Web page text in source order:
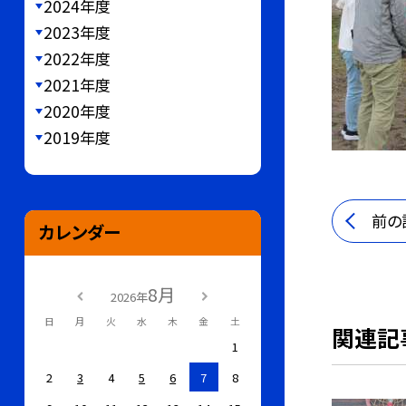
前
関連
2024年度
2023年度
2022年度
2021年度
2020年度
2019年度
カレンダー
2026年8月
日 月 火 水 木 金 土
1
2
3 4 5 6 7
8